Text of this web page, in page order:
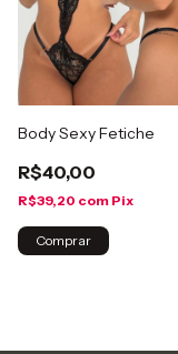
Body Sexy Fetiche
R$40,00
R$39,20 com Pix
Comprar